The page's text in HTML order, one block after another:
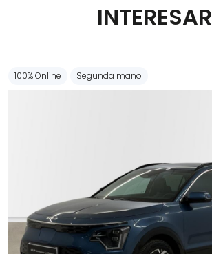
INTERESAR
100% Online Segunda mano